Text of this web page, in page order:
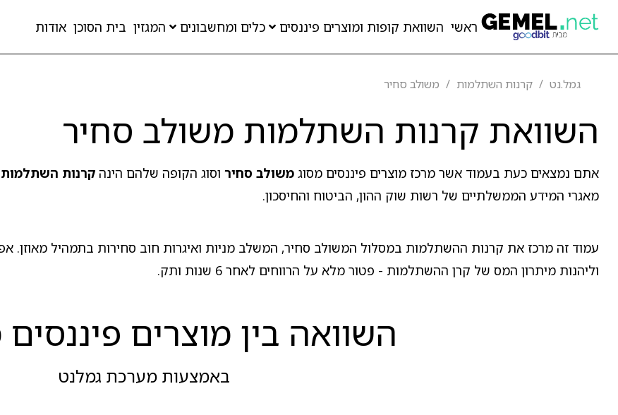
ראשי השוואת קופות ומוצרים פיננסים כלים ומחשבונים המגזין בית הסוכן אודות
גמל.נט קרנות השתלמות משולב סחיר
השוואת קרנות השתלמות משולב סחיר
אתם נמצאים כעת בעמוד אשר מרכז מוצרים פיננסים מסוג משולב סחירוסוג הקופה שלהם הינה קרנות השתלמות
מאגרי המידע הממשלתיים של רשות שוק ההון, הביטוח והחיסכון.
עמוד זה מרכז את קרנות ההשתלמות במסלול המשולב סחיר, המשלב מניות ואיגרות חוב סחירות בתמהיל מאוזן.
וליהנות מיתרון המס של קרן ההשתלמות - פטור מלא על הרווחים לאחר 6 שנות ותק.
השוואה בין מוצרים פיננסים
באמצעות מערכת גמלנט